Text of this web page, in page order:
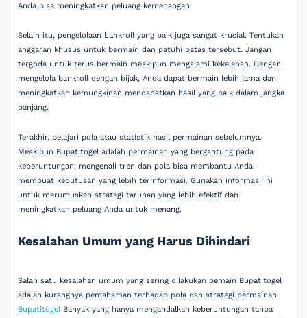
Anda bisa meningkatkan peluang kemenangan.
Selain itu, pengelolaan bankroll yang baik juga sangat krusial. Tentukan
anggaran khusus untuk bermain dan patuhi batas tersebut. Jangan
tergoda untuk terus bermain meskipun mengalami kekalahan. Dengan
mengelola bankroll dengan bijak, Anda dapat bermain lebih lama dan
meningkatkan kemungkinan mendapatkan hasil yang baik dalam jangka
panjang.
Terakhir, pelajari pola atau statistik hasil permainan sebelumnya.
Meskipun Bupatitogel adalah permainan yang bergantung pada
keberuntungan, mengenali tren dan pola bisa membantu Anda
membuat keputusan yang lebih terinformasi. Gunakan informasi ini
untuk merumuskan strategi taruhan yang lebih efektif dan
meningkatkan peluang Anda untuk menang.
Kesalahan Umum yang Harus Dihindari
Salah satu kesalahan umum yang sering dilakukan pemain Bupatitogel
adalah kurangnya pemahaman terhadap pola dan strategi permainan.
BupatitogelBanyak yang hanya mengandalkan keberuntungan tanpa